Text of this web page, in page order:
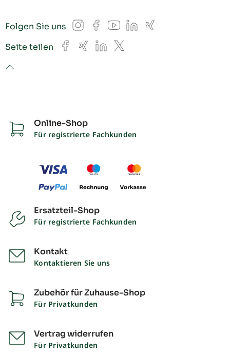
Folgen Sie uns Instagram
Facebook
YouTube
LinkedIn
Xing
Seite teilen Facebook
XingLinkedIn
X
to top
Online-Shop
Für registrierte Fachkunden
Ersatzteil-Shop
Für registrierte Fachkunden
Kontakt
Kontaktieren Sie uns
Zubehör für Zuhause-Shop
Für Privatkunden
Vertrag widerrufen
Für Privatkunden